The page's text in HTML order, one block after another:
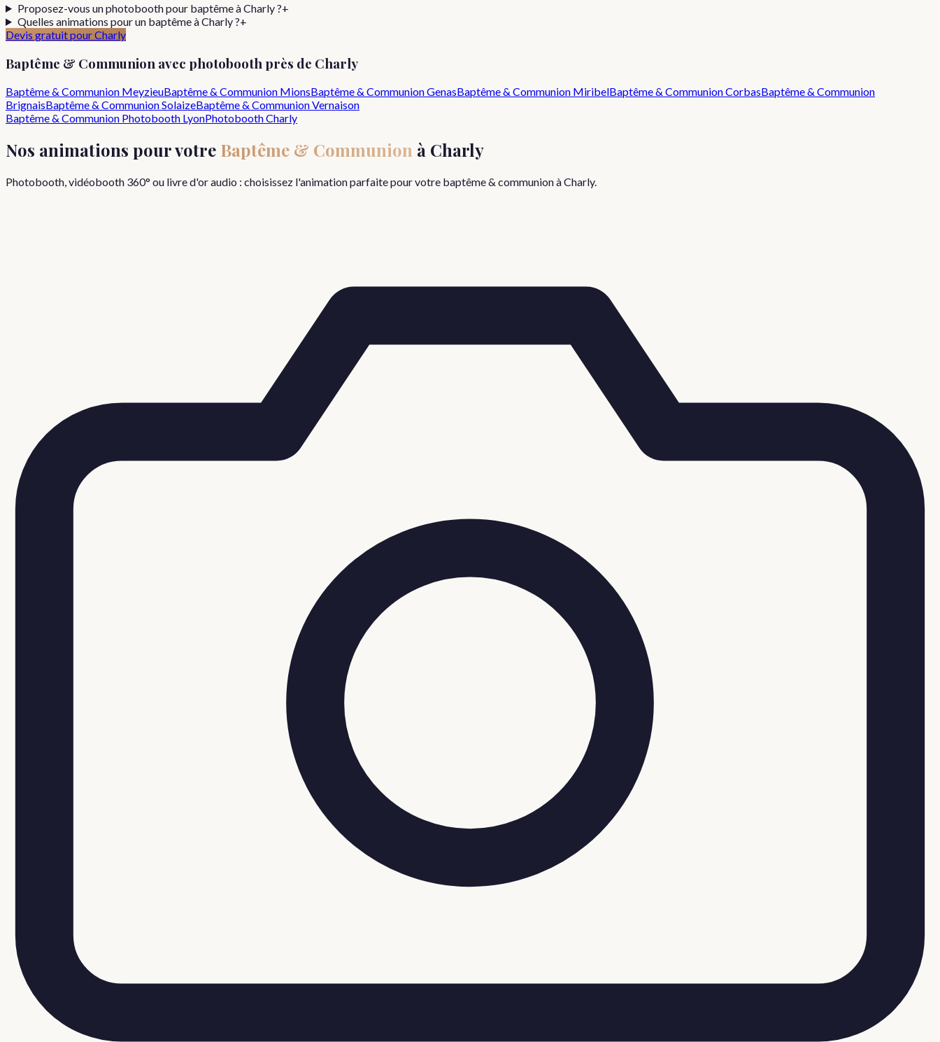
Proposez-vous un photobooth pour baptême à Charly ?+
Quelles animations pour un baptême à Charly ?+
Devis gratuit pourCharly
Baptême & Communion avec photobooth près de Charly
Baptême & Communion MeyzieuBaptême & Communion MionsBaptême & CommunionGenasBaptême & Communion MiribelBaptême & CommunionCorbasBaptême & Communion
BrignaisBaptême & CommunionSolaizeBaptême & CommunionVernaison
Baptême & Communion Photobooth LyonPhotoboothCharly
Nos animations pour votre Baptême & Communion à Charly
Photobooth, vidéobooth 360° ou livre d'or audio : choisissez l'animation parfaite pour votre baptême & communionàCharly.